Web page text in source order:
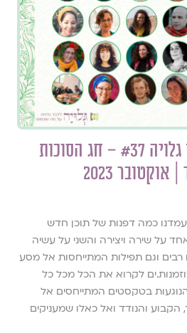
מה חדש במגזין גלויה #37 – חג הסוכות
2023
כמה דפנות של תוכן חדש
על שירה ויצירה והשני על עשיה
רבים וגם תפילות המתייחסות אל מסע
לקרוא את הכל מכל כל
בטקסטים המתייחסים אל
הקבוע והנודד ואל כאלו שמעניקים